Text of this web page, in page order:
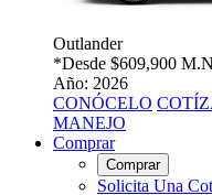
Outlander
*Desde $609,900
Año: 2026
CONÓCELO
MANEJO
Comprar
Comprar
Solicita Una